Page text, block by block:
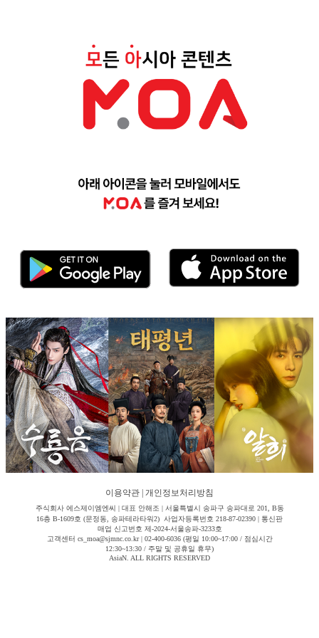
이용약관 개인정보처리방침
주식회사 에스제이엠엔씨 | 대표 안해조 | 서울특별시 송파구 송파대로 201, B동
16층 B-1609호 (문정동, 송파테라타워2) 사업자등록번호 218-87-02390 | 통신판
매업 신고번호 제-2024-서울송파-3233호
고객센터 cs_moa@sjmnc.co.kr | 02-400-6036 (평일 10:00~17:00 / 점심시간
12:30~13:30 / 주말 및 공휴일 휴무)
AsiaN. ALL RIGHTS RESERVED